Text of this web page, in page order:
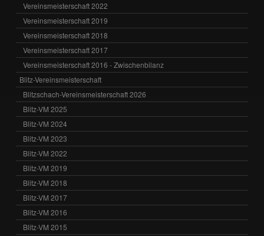
Vereinsmeisterschaft 2022
Vereinsmeisterschaft 2019
Vereinsmeisterschaft 2018
Vereinsmeisterschaft 2017
Vereinsmeisterschaft 2016 - Zwischenbilanz
Blitz-Vereinsmeisterschaft
Blitzschach-Vereinsmeisterschaft 2026
Blitz-VM 2025
Blitz-VM 2024
Blitz-VM 2023
Blitz-VM 2022
Blitz-VM 2019
Blitz-VM 2018
Blitz-VM 2017
Blitz-VM 2016
Blitz-VM 2015